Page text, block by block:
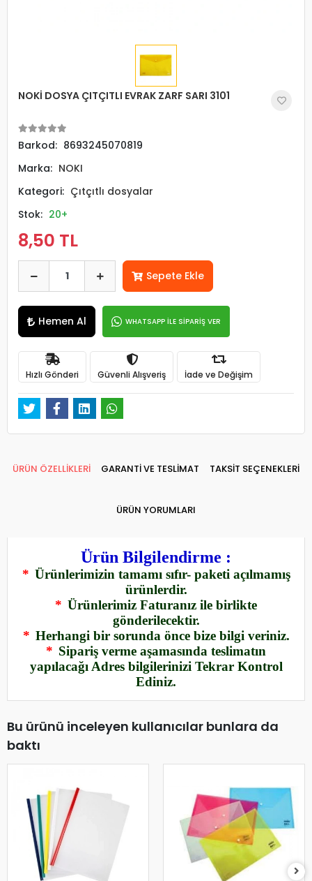
NOKİ DOSYA ÇITÇITLI EVRAK ZARF SARI 3101
Barkod: 8693245070819
Marka: NOKI
Kategori: Çıtçıtlı dosyalar
Stok: 20+
8,50 TL
Sepete Ekle
Hemen Al WHATSAPP İLE SİPARİŞ VER
Hızlı Gönderi Güvenli Alışveriş İade ve Değişim
ÜRÜN ÖZELLİKLERİ GARANTİ VE TESLİMAT TAKSİT SEÇENEKLERİ
ÜRÜN YORUMLARI
Ürün Bilgilendirme :
* Ürünlerimizin tamamı sıfır- paketi açılmamış
ürünlerdir.
* Ürünlerimiz Faturanız ile birlikte
gönderilecektir.
* Herhangi bir sorunda önce bize bilgi veriniz.
* Sipariş verme aşamasında teslimatın
yapılacağı Adres bilgilerinizi Tekrar Kontrol
Ediniz.
Bu ürünü inceleyen kullanıcılar bunlara da
baktı